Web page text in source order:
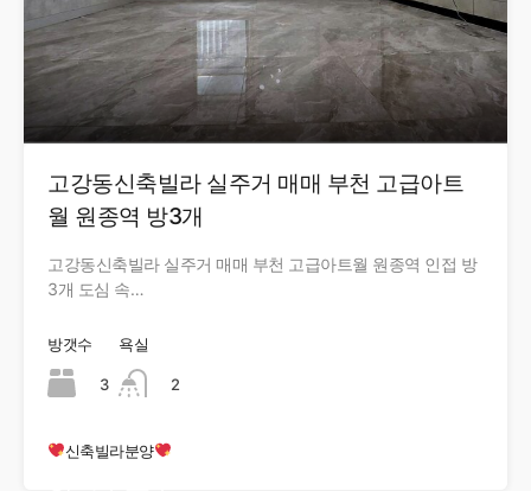
고강동신축빌라 실주거 매매 부천 고급아트
월 원종역 방3개
고강동신축빌라 실주거 매매 부천 고급아트월 원종역 인접 방
3개 도심 속…
방갯수
3
욕실
2
신축빌라분양